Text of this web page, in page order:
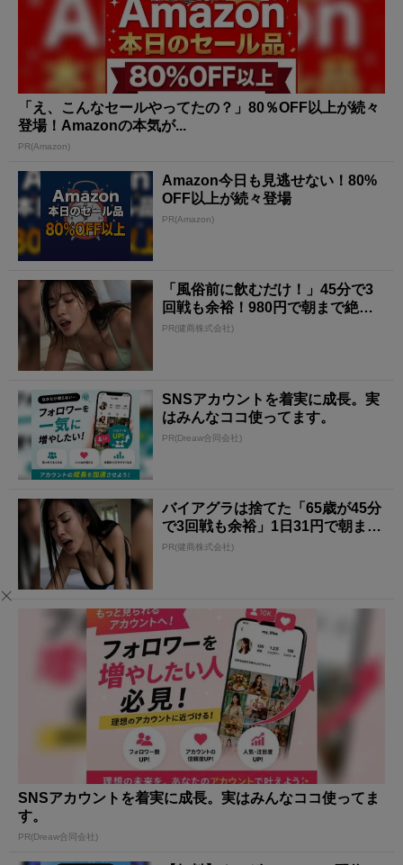
「え、こんなセールやってたの？」80％OFF以上が続々
登場！Amazonの本気が...
PR(Amazon)
Amazon今日も見逃せない！80%
OFF以上が続々登場
PR(Amazon)
「風俗前に飲むだけ！」45分で3
回戦も余裕！980円で朝まで絶好
調
PR(健商株式会社)
SNSアカウントを着実に成長。実
はみんなココ使ってます。
PR(Dreaw合同会社)
バイアグラは捨てた「65歳が45分
で3回戦も余裕」1日31円で朝まで
絶好調！
PR(健商株式会社)
SNSアカウントを着実に成長。実はみんなココ使ってま
す。
PR(Dreaw合同会社)